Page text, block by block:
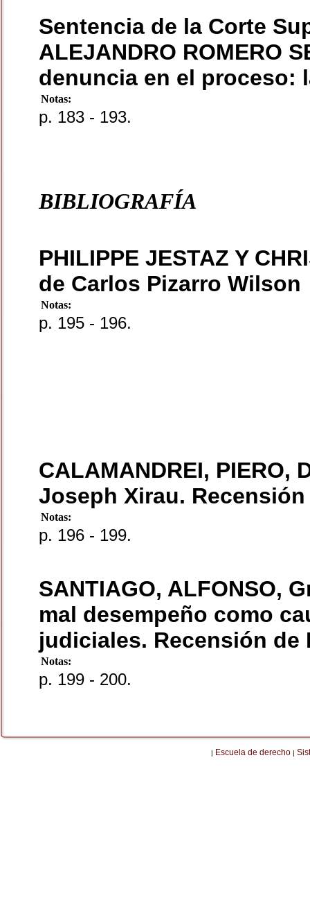
Sentencia de la Corte
ALEJANDRO ROMERO
denuncia en el proceso:
Notas:
p. 183 - 193.
BIBLIOGRAFÍA
PHILIPPE JESTAZ Y
de Carlos Pizarro Wilson
Notas:
p. 195 - 196.
CALAMANDREI,
Joseph Xirau.
Notas:
p. 196 - 199.
SANTIAGO, ALFONSO,
mal desempeño como
judiciales. Recensión de
Notas:
p. 199 - 200.
| Escuela de derecho |